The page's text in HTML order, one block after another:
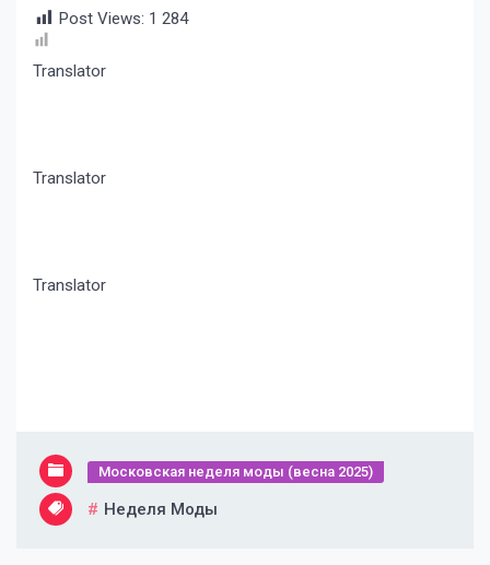
Post Views: 1 284
Translator
Translator
Translator
Московская неделя моды (весна 2025)
Неделя Моды